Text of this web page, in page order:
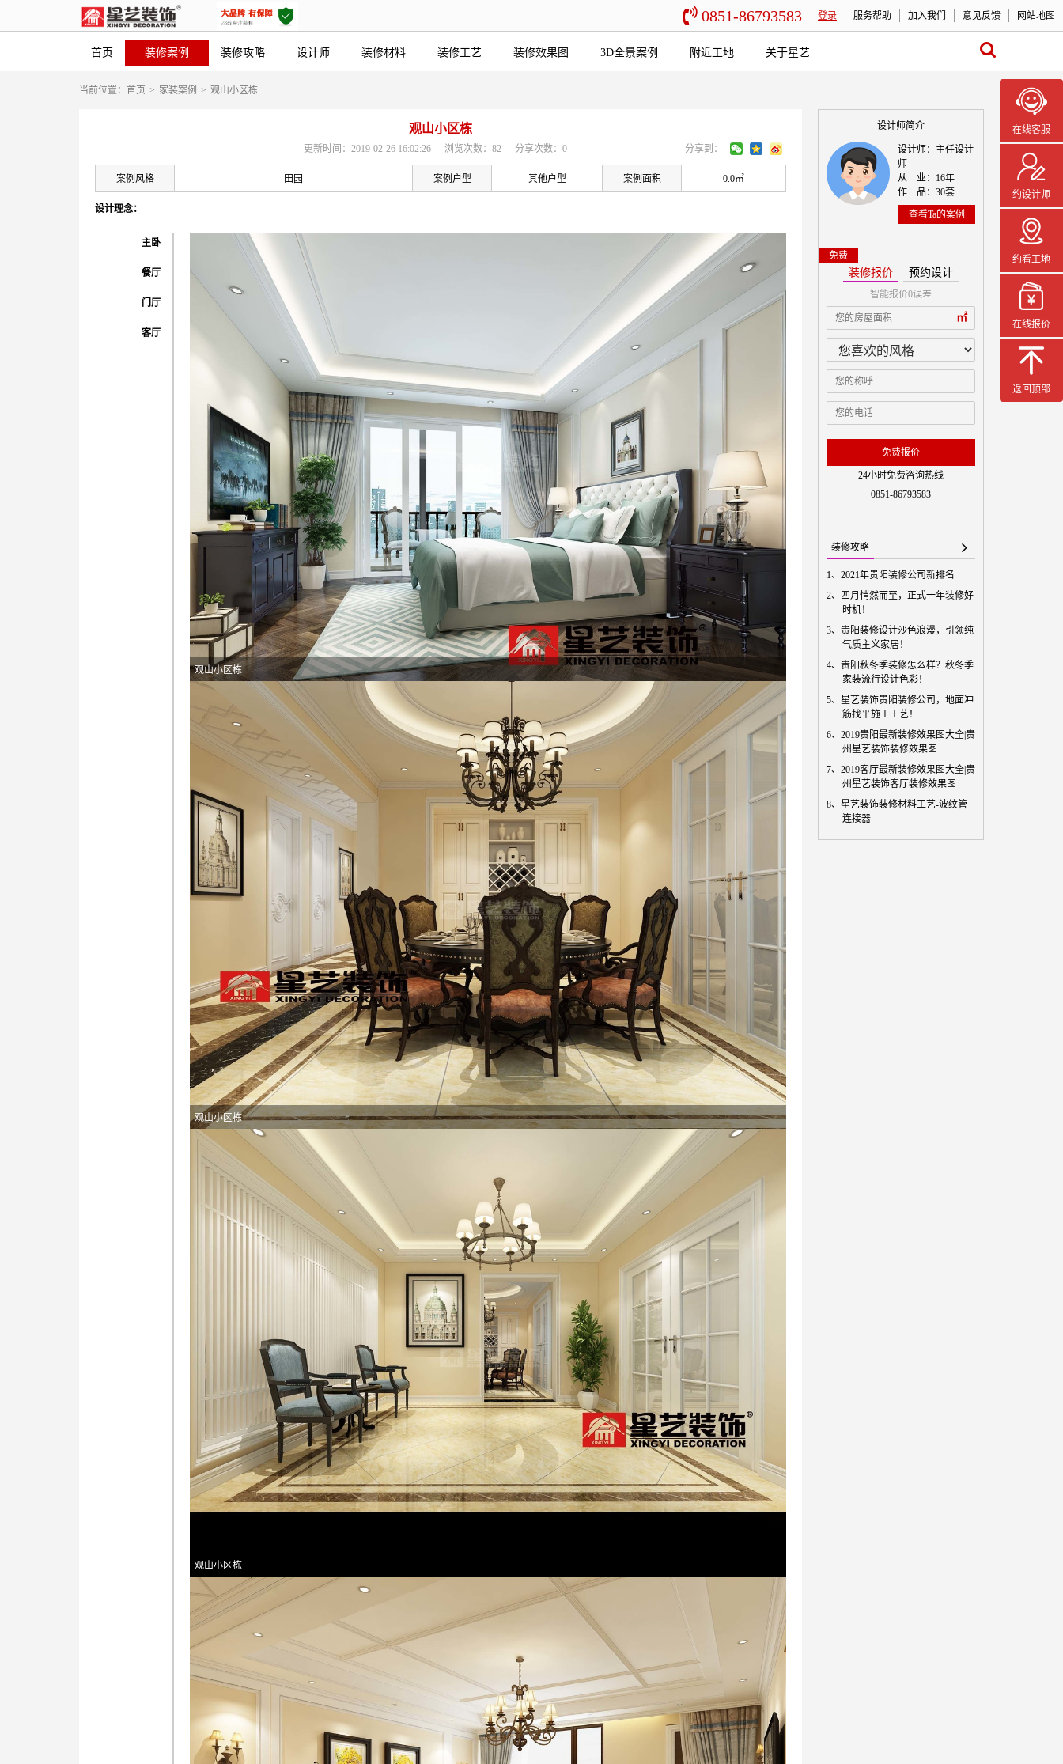
0851-86793583 登录 服务帮助 加入我们 意见反馈 网站地图
首页 装修案例 装修攻略 设计师 装修材料 装修工艺 装修效果图 3D全景案例 附近工地 关于星艺
在线客服
约设计师
约看工地
在线报价
返回顶部
当前位置： 首页 > 家装案例 > 观山小区栋
观山小区栋
更新时间：2019-02-26 16:02:26 浏览次数：82 分享次数：0 分享到：
案例风格 田园 案例户型 其他户型 案例面积 0.0㎡
设计理念：
主卧
餐厅
门厅
客厅
观山小区栋
观山小区栋
观山小区栋
设计师简介
设计师：主任设计
师
从 业：16年
作 品：30套
查看Ta的案例
免费
装修报价 预约设计
智能报价0误差
㎡
免费报价
本案设计师
免费预
24小时免费咨询热线
0851-86793583
装修攻略
1、 2021年贵阳装修公司新排名
2、
四月悄然而至，正式一年装修好
时机！
3、 贵阳装修设计沙色浪漫，引领纯
气质主义家居！
4、 贵阳秋冬季装修怎么样？秋冬季
家装流行设计色彩！
5、 星艺装饰贵阳装修公司，地面冲
筋找平施工工艺！
6、 2019贵阳最新装修效果图大全|贵
州星艺装饰装修效果图
7、 2019客厅最新装修效果图大全|贵
州星艺装饰客厅装修效果图
8、 星艺装饰装修材料工艺-波纹管
连接器